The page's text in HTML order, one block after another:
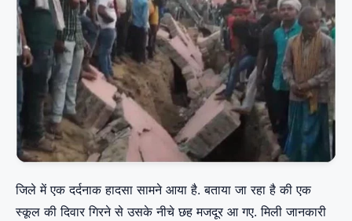
जिले में एक दर्दनाक हादसा सामने आया है. बताया जा रहा है की एक
स्कूल की दिवार गिरने से उसके नीचे छह मजदूर आ गए. मिली जानकारी